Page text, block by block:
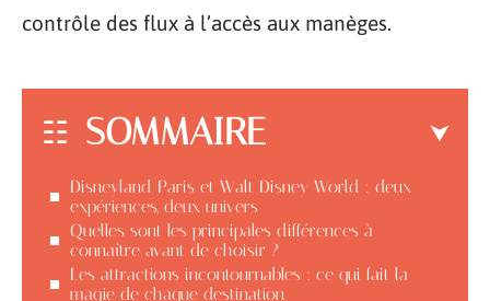
contrôle des flux à l’accès aux manèges.
SOMMAIRE
Disneyland Paris et Walt Disney World : deux
expériences, deux univers
Quelles sont les principales différences à
connaître avant de choisir ?
Les attractions incontournables : ce qui fait la
magie de chaque destination